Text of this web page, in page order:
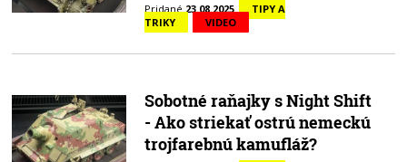
Pridané 23.08.2025
TIPY A
TRIKY
VIDEO
Sobotné raňajky s Night Shift
- Ako striekať ostrú nemeckú
trojfarebnú kamufláž?